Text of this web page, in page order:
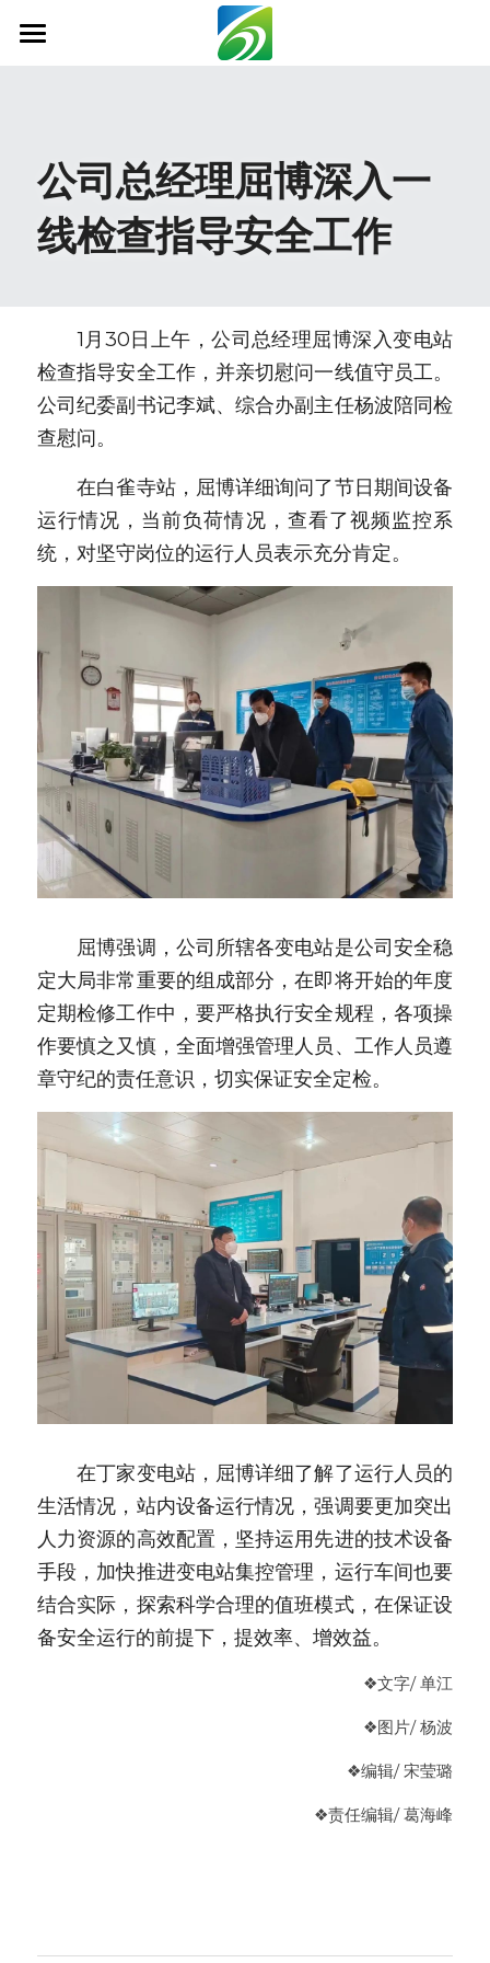
新闻资讯
信息公开
业务范围
科技创新
联系我们
搜索
公司总经理屈博深入一
线检查指导安全工作
1月30日上午，公司总经理屈博深入变电站
检查指导安全工作，并亲切慰问一线值守员工。
公司纪委副书记李斌、综合办副主任杨波陪同检
查慰问。
在白雀寺站，屈博详细询问了节日期间设备
运行情况，当前负荷情况，查看了视频监控系
统，对坚守岗位的运行人员表示充分肯定。
屈博强调，公司所辖各变电站是公司安全稳
定大局非常重要的组成部分，在即将开始的年度
定期检修工作中，要严格执行安全规程，各项操
作要慎之又慎，全面增强管理人员、工作人员遵
章守纪的责任意识，切实保证安全定检。
在丁家变电站，屈博详细了解了运行人员的
生活情况，站内设备运行情况，强调要更加突出
人力资源的高效配置，坚持运用先进的技术设备
手段，加快推进变电站集控管理，运行车间也要
结合实际，探索科学合理的值班模式，在保证设
备安全运行的前提下，提效率、增效益。
❖文字/ 单江
❖图片/ 杨波
❖编辑/ 宋莹璐
❖责任编辑/ 葛海峰